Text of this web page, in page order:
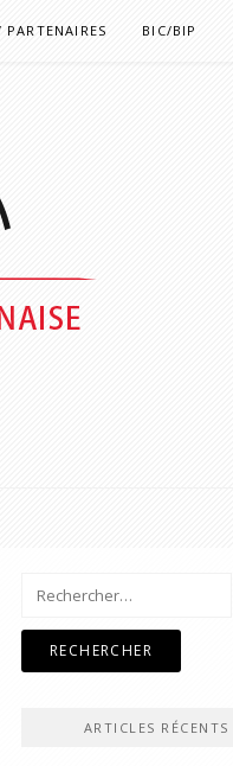
BIC/BIP
Rechercher :
ARTICLES RÉCENTS